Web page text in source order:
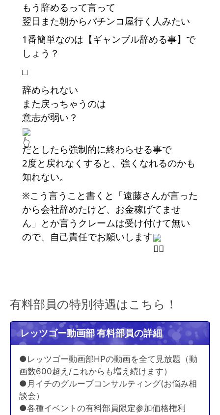
もう辞めるって言って
翌日また朝からパチンコ屋行く人みたい
1番簡単なのは【ギャンブル辞める事】で
しょう？
□
辞められない
また戻っちゃうのは
意志が弱い？
だとしたら強制的に終わらせる事で
2度と戻れなくすると、強くなれるのかも
知れない。
※こう言うこと書くと「遠藤さんが言った
から会社辞めたけど、お金稼げてませ
ん」とか言うクレームは受け付けて無い
ので、自己責任でお願いします
有料部員の特別待遇はこちら！
レッツゴー動画部 有料部員の詳細
●レッツゴー動画部HPの動画を全て見放題（動
画数600超え/これからも増え続けます）
●月イチのグループコンサルティング(お悩み相
談会）
●各種イベントの有料部員限定参加価格権利